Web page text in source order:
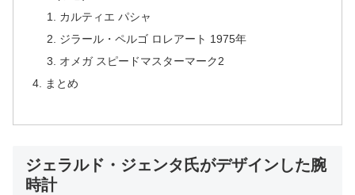
カルティエ パシャ
ジラール・ペルゴ ロレアート 1975年
オメガ スピードマスターマーク2
まとめ
ジェラルド・ジェンタ氏がデザインした腕
時計